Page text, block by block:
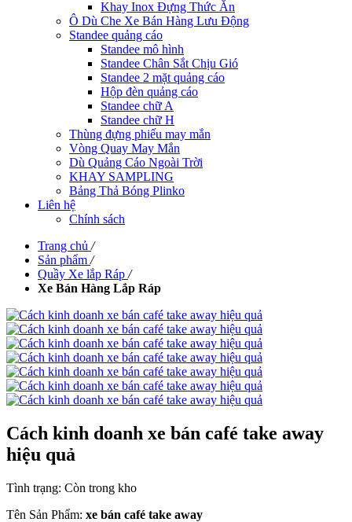
Khay Inox Đựng Thức Ăn
Ô Dù Che Xe Bán Hàng Lưu Động
Standee quảng cáo
Standee mô hình
Standee Chân Sắt Chịu Gió
Standee 2 mặt quảng cáo
Hộp đèn quảng cáo
Standee chữ A
Standee chữ H
Thùng đựng phiếu may mắn
Vòng Quay May Mắn
Dù Quảng Cáo Ngoài Trời
KHAY SAMPLING
Bảng Thả Bóng Plinko
Liên hệ
Chính sách
Trang chủ /
Sản phẩm /
Quầy Xe lắp Ráp /
Xe Bán Hàng Lắp Ráp
Cách kinh doanh xe bán café take away
hiệu quả
Tình trạng: Còn trong kho
Tên Sản Phẩm: xe bán café take away